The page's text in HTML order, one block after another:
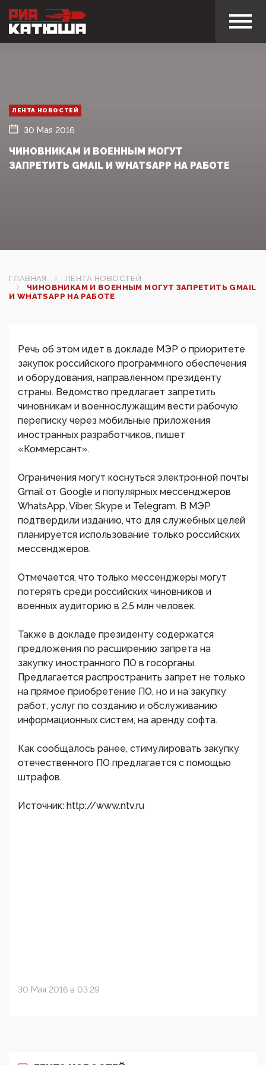
ЛЕНТА НОВОСТЕЙ
30 Мая 2016
ЧИНОВНИКАМ И ВОЕННЫМ МОГУТ
ЗАПРЕТИТЬ GMAIL И WHATSAPP НА РАБОТЕ
ГЛАВНАЯ
ЛЕНТА НОВОСТЕЙ
ЧИНОВНИКАМ И ВОЕННЫМ МОГУТ ЗАПРЕТИТЬ GMAIL
И WHATSAPP НА РАБОТЕ
Речь об этом идет в докладе МЭР о приоритете
закупок российского программного обеспечения
и оборудования, направленном президенту
страны. Ведомство предлагает запретить
чиновникам и военнослужащим вести рабочую
переписку через мобильные приложения
иностранных разработчиков, пишет
«Коммерсант».
Ограничения могут коснуться электронной почты
Gmail от Google и популярных мессенджеров
WhatsApp, Viber, Skype и Telegram. В МЭР
подтвердили изданию, что для служебных целей
планируется использование только российских
мессенджеров.
Отмечается, что только мессенджеры могут
потерять среди российских чиновников и
военных аудиторию в 2,5 млн человек.
Также в докладе президенту содержатся
предложения по расширению запрета на
закупку иностранного ПО в госорганы.
Предлагается распространить запрет не только
на прямое приобретение ПО, но и на закупку
работ, услуг по созданию и обслуживанию
информационных систем, на аренду софта.
Как сообщалось ранее, стимулировать закупку
отечественного ПО предлагается с помощью
штрафов.
Источник: http://www.ntv.ru
30 Мая 2016 в 03:29